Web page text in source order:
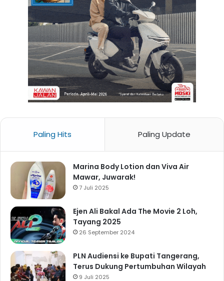
Paling Hits Paling Update
Marina Body Lotion dan Viva Air
Mawar, Juwarak!
7 Juli 2025
Ejen Ali Bakal Ada The Movie 2 Loh,
Tayang 2025
26 September 2024
PLN Audiensi ke Bupati Tangerang,
Terus Dukung Pertumbuhan Wilayah
9 Juli 2025